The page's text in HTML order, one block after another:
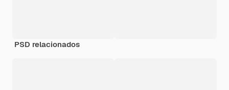
PSD relacionados